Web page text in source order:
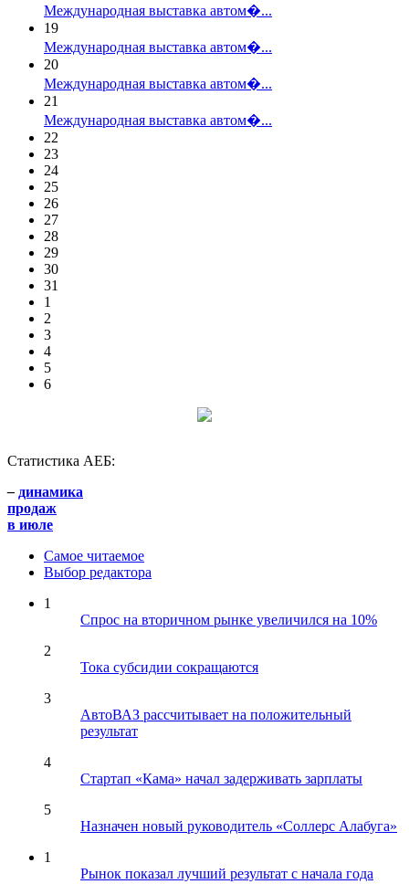
Международная выставка автом�...
19
Международная выставка автом�...
20
Международная выставка автом�...
21
Международная выставка автом�...
22
23
24
25
26
27
28
29
30
31
1
2
3
4
5
6
Статистика АЕБ:
– динамика
продаж
в июле
Самое читаемое
Выбор редактора
1
Спрос на вторичном рынке увеличился на 10%
2
Тока субсидии сокращаются
3
АвтоВАЗ рассчитывает на положительный
результат
4
Стартап «Кама» начал задерживать зарплаты
5
Назначен новый руководитель «Соллерс Алабуга»
1
Рынок показал лучший результат с начала года